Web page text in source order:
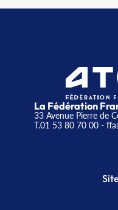
La Fédération
33 Avenue Pierre de
T.01 53 80 70 00-